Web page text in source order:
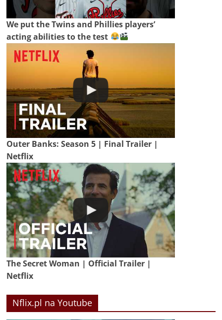
We put the Twins and Phillies players’
acting abilities to the test
Outer Banks: Season 5 | Final Trailer |
Netflix
The Secret Woman | Official Trailer |
Netflix
Nflix.pl na Youtube